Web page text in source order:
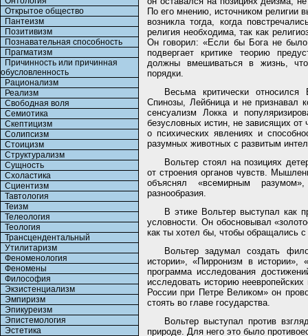
Открытое общество
Пантеизм
Позитивизм
Познавательная способность
Прагматизм
Причинность или причинная
обусловленность
Рационализм
Реализм
Свободная воля
Семиотика
Скептицизм
Солипсизм
Стоицизм
Структурализм
Сущность
Схоластика
Сциентизм
Тавтология
Теизм
Телеология
Теология
Трансцендентальный
Утилитаризм
Феноменология
Феномены
Философия
Экзистенциализм
Эмпиризм
Эпикуреизм
Эпистемология
Эстетика
По его мнению, источником религии
возникла тогда, когда
религия необходима, так как
Он говорил: «Если бы Бога не
подвергает критике теорию
должны вмешиваться в жизнь,
порядки.
Весьма критически относился
Спинозы, Лейбница и не признавал
сенсуализм Локка и
безусловных истин, не зависящих
о психических явлениях и
разумных животных с развитым
Вольтер стоял на позициях
от строения органов чувств.
объяснял «всемирным
разнообразия.
В этике Вольтер выступал как
условности. Он обосновывал
как ты хотел бы, чтобы обращались с
Вольтер задумал создать
истории», «Пирронизм в истории»,
программа исследования
исследовать историю
России при Петре Великом» он
стоять во главе государства.
Вольтер выступал против
природе. Для него это было